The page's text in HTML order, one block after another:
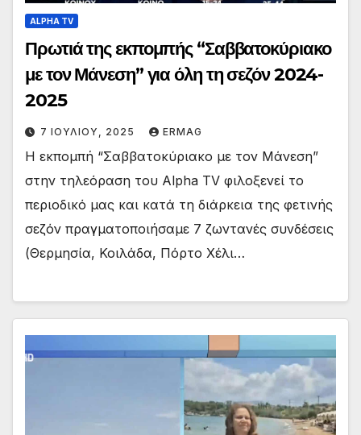
ALPHA TV
Πρωτιά της εκπομπής “Σαββατοκύριακο
με τον Μάνεση” για όλη τη σεζόν 2024-
2025
7 ΙΟΥΛΊΟΥ, 2025 ERMAG
Η εκπομπή “Σαββατοκύριακο με τον Μάνεση”
στην τηλεόραση του Alpha TV φιλοξενεί το
περιοδικό μας και κατά τη διάρκεια της φετινής
σεζόν πραγματοποιήσαμε 7 ζωντανές συνδέσεις
(Θερμησία, Κοιλάδα, Πόρτο Χέλι…